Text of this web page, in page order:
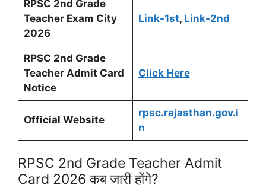
RPSC 2nd Grade
Teacher Exam City
2026
Link-1st, Link-2nd
RPSC 2nd Grade
Teacher Admit Card
Notice
Click Here
Official Website
rpsc.rajasthan.gov.i
n
RPSC 2nd Grade Teacher Admit
Card 2026 कब जारी होंगे?